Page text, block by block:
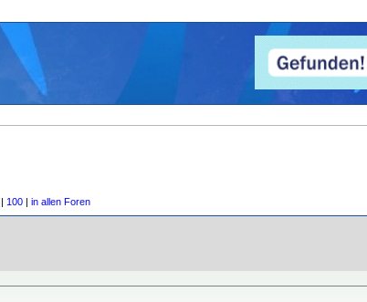
| 100 | in allen Foren